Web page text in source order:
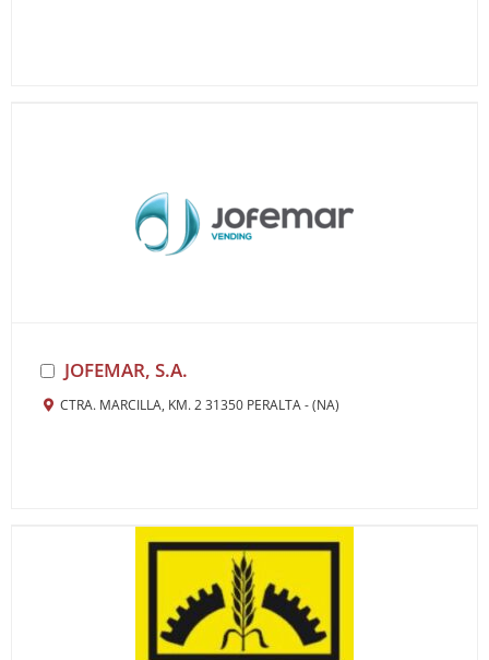
JOFEMAR, S.A.
CTRA. MARCILLA, KM. 2 31350 PERALTA - (NA)